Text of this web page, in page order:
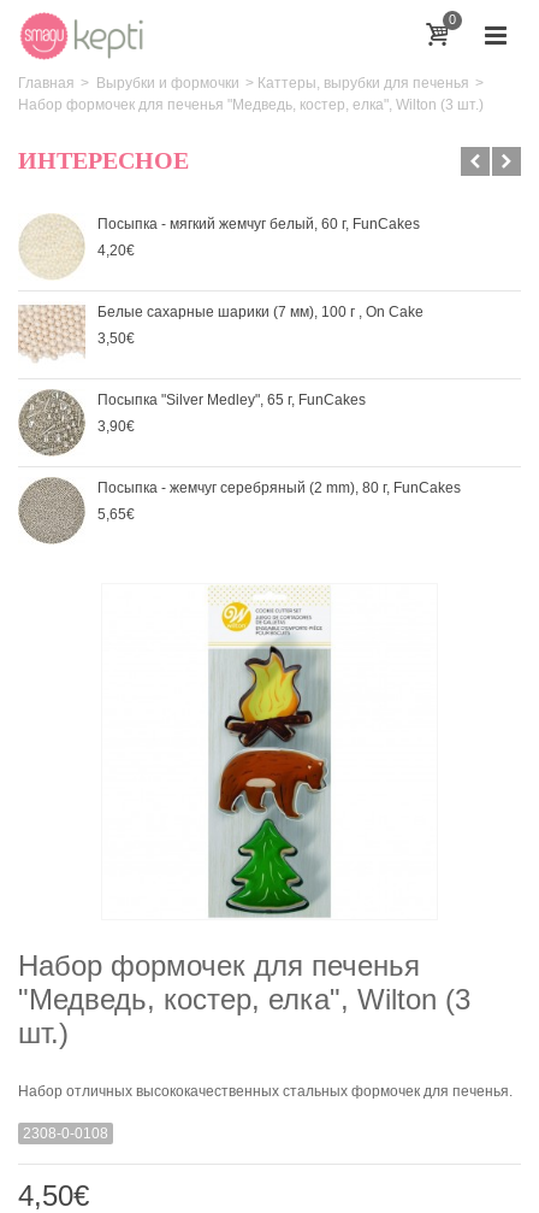
0
Главная > Вырубки и формочки > Каттеры, вырубки для печенья >
Набор формочек для печенья "Медведь, костер, елка", Wilton (3 шт.)
ИНТЕРЕСНОЕ
Посыпка - мягкий жемчуг белый, 60 г, FunCakes
4,20€
Белые сахарные шарики (7 мм), 100 г , On Cake
3,50€
Посыпка "Silver Medley", 65 г, FunCakes
3,90€
Посыпка - жемчуг серебряный (2 mm), 80 г, FunCakes
5,65€
Набор формочек для печенья
"Медведь, костер, елка", Wilton (3
шт.)
Набор отличных высококачественных стальных формочек для печенья.
2308-0-0108
4,50€